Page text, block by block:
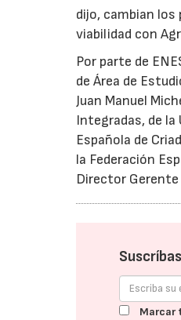
dijo, cambian los
viabilidad con
Por parte de
de Área de
Juan Manuel
Integradas, de la
Española de
la Federación
Director Gerente
Marcar